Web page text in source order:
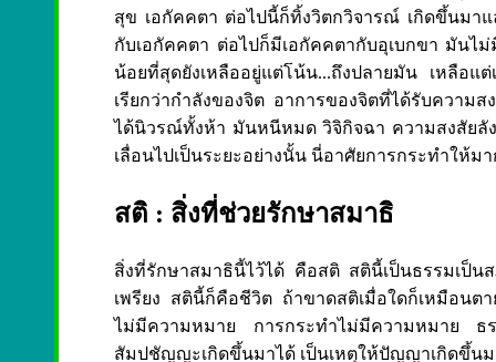
สุข เอกัคคตา ต่อไปนี้ก็ทิ้งวิตกวิจารณ์ เกิดขึ้นมา
กับเอกัคคตา ต่อไปก็มีเอกัคคตากับอุเบกขา มันไ
น้อยที่สุดยังเหลืออยู่แต่โน้น...ถึงปลายมัน เหลือ
เรียกว่ากำลังของจิต อาการของจิตที่ได้รับความ
ได้นิวรณ์ทั้งห้า มันหนีหมด วิจิกิจฉา ความสงสัย
เลื่อนไปเป็นระยะอย่างนั้น นี่อาศัยการกระทำให้ม
สติ : สิ่งที่ช่วยรักษาสมาธิ
สิ่งที่รักษาสมาธินี้ไว้ได้ คือสติ สตินี้เป็นธรรมเป็
เพรียง สตินี้ก็คือชีวิต ถ้าขาดสติเมื่อใดก็เหมือน
ไม่มีความหมาย การกระทำไม่มีความหมาย ธ
สัมปชัญญะเกิดขึ้นมาได้ เป็นเหตุให้ปัญญาเกิดขึ้น